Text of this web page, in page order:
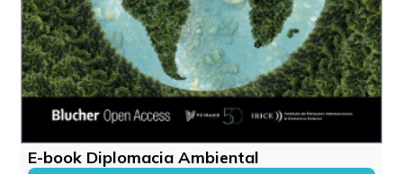
E-book Diplomacia Ambiental